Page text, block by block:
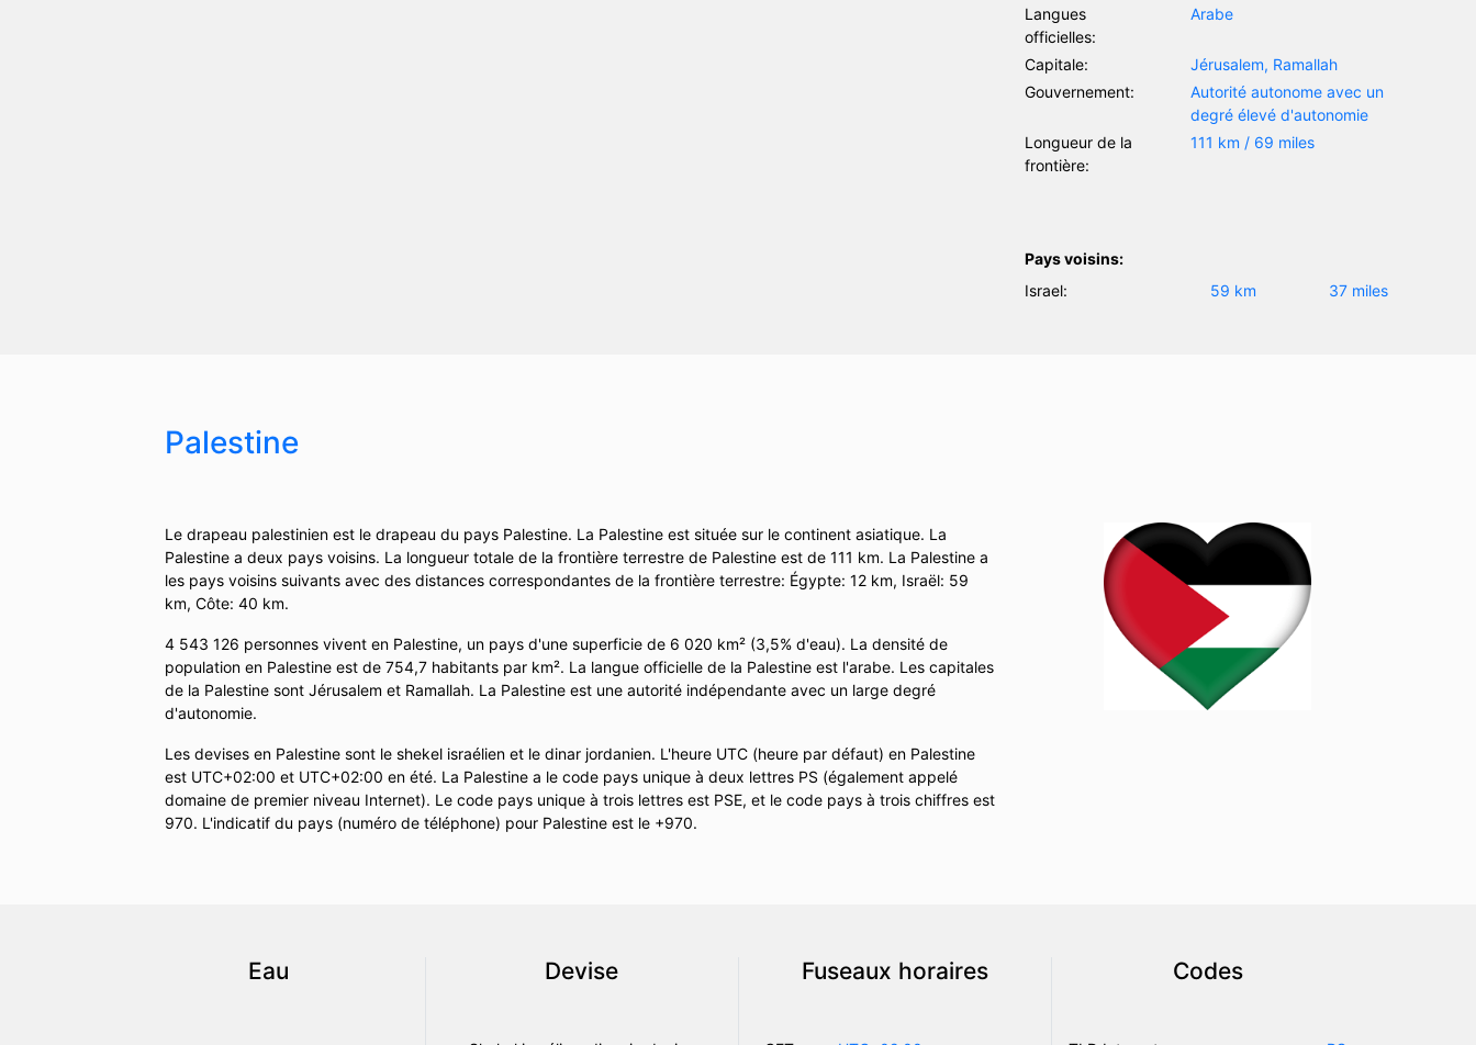
Langues
officielles:
Arabe
Capitale:
Jérusalem, Ramallah
Gouvernement:
Autorité autonome avec un
degré élevé d'autonomie
Longueur de la
frontière:
111 km / 69 miles
Pays voisins:
Israel:
59 km 37 miles
Palestine
Le drapeau palestinien est le drapeau du pays Palestine. La Palestine est située sur le continent asiatique. La
Palestine a deux pays voisins. La longueur totale de la frontière terrestre de Palestine est de 111 km. La Palestine a
les pays voisins suivants avec des distances correspondantes de la frontière terrestre: Égypte: 12 km, Israël: 59
km, Côte: 40 km.
4 543 126 personnes vivent en Palestine, un pays d'une superficie de 6 020 km² (3,5% d'eau). La densité de
population en Palestine est de 754,7 habitants par km². La langue officielle de la Palestine est l'arabe. Les capitales
de la Palestine sont Jérusalem et Ramallah. La Palestine est une autorité indépendante avec un large degré
d'autonomie.
Les devises en Palestine sont le shekel israélien et le dinar jordanien. L'heure UTC (heure par défaut) en Palestine
est UTC+02:00 et UTC+02:00 en été. La Palestine a le code pays unique à deux lettres PS (également appelé
domaine de premier niveau Internet). Le code pays unique à trois lettres est PSE, et le code pays à trois chiffres est
970. L'indicatif du pays (numéro de téléphone) pour Palestine est le +970.
Eau Devise Fuseaux horaires Codes